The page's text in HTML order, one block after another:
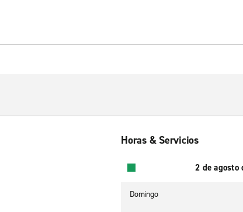
Horas & Servicios
2 de agosto
Domingo